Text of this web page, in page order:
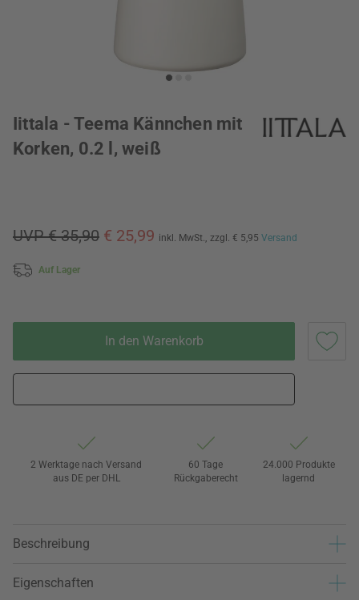
Iittala - Teema Kännchen mit
Korken, 0.2 l, weiß
UVP € 35,90 € 25,99 inkl. MwSt., zzgl. € 5,95 Versand
Auf Lager
In den Warenkorb
2 Werktage nach Versand
aus DE per DHL
60 Tage
Rückgaberecht
24.000 Produkte
lagernd
Beschreibung
Eigenschaften